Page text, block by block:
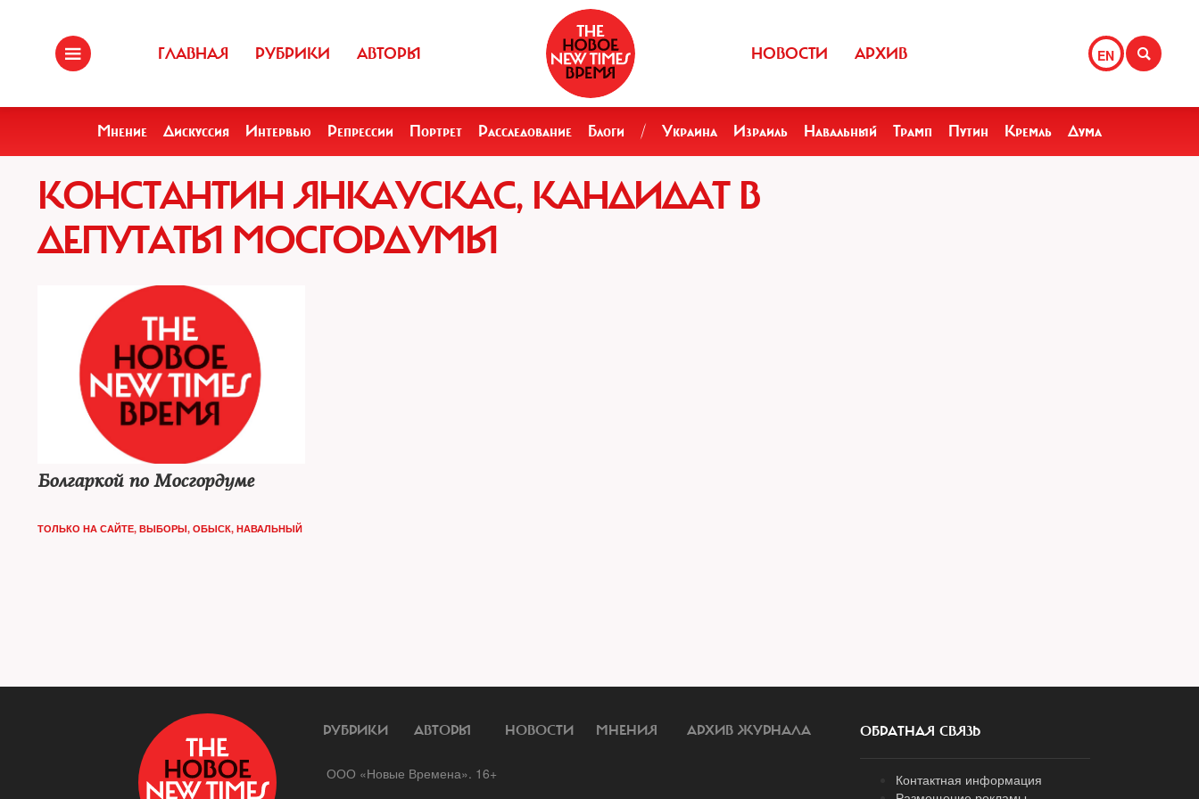
ГЛАВНАЯ РУБРИКИ АВТОРЫ EN
НОВОСТИ АРХИВ
Мнение Дискуссия Интервью Репрессии Портрет Расследование Блоги / Украина Израиль Навальный Трамп Путин Кремль Дума
КОНСТАНТИН ЯНКАУСКАС, КАНДИДАТ В
ДЕПУТАТЫ МОСГОРДУМЫ
Болгаркой по Мосгордуме
ТОЛЬКО НА САЙТЕ, ВЫБОРЫ, ОБЫСК, НАВАЛЬНЫЙ
РУБРИКИ АВТОРЫ НОВОСТИ МНЕНИЯ АРХИВ ЖУРНАЛА
ООО «Новые Времена». 16+
ОБРАТНАЯ СВЯЗЬ
Контактная информация